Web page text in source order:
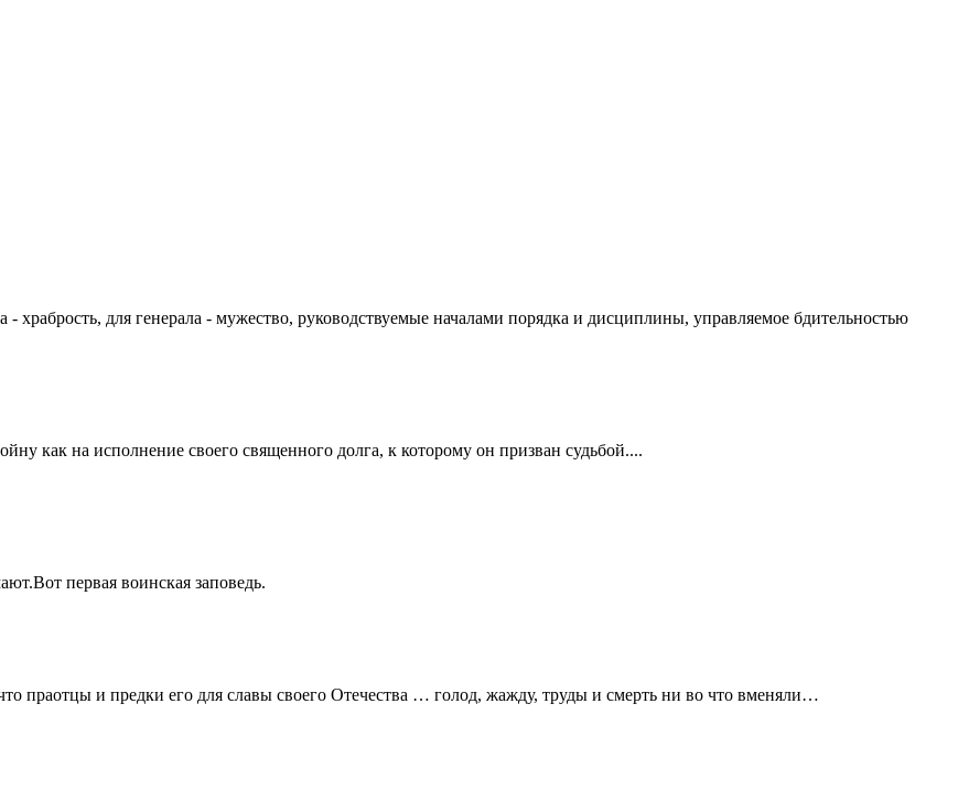
храбрость, для генерала - мужество, руководствуемые началами порядка и дисциплины, управляемое бдительностью
как на исполнение своего священного долга, к которому он призван судьбой....
первая воинская заповедь.
праотцы и предки его для славы своего Отечества … голод, жажду, труды и смерть ни во что вменяли…